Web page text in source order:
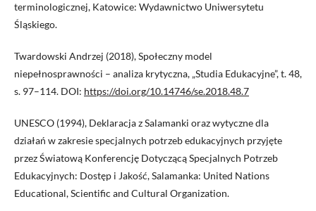
terminologicznej, Katowice: Wydawnictwo Uniwersytetu
Śląskiego.
Twardowski Andrzej (2018), Społeczny model
niepełnosprawności – analiza krytyczna, „Studia Edukacyjne”, t. 48,
s. 97–114. DOI: https://doi.org/10.14746/se.2018.48.7
UNESCO (1994), Deklaracja z Salamanki oraz wytyczne dla
działań w zakresie specjalnych potrzeb edukacyjnych przyjęte
przez Światową Konferencję Dotyczącą Specjalnych Potrzeb
Edukacyjnych: Dostęp i Jakość, Salamanka: United Nations
Educational, Scientific and Cultural Organization.